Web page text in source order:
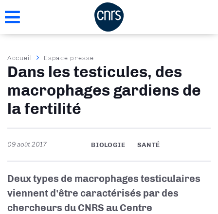
au
Fil
d'Ariane
Accueil Espace presse
Dans les testicules, des
macrophages gardiens de
la fertilité
09 août 2017 BIOLOGIE SANTÉ
Deux types de macrophages testiculaires
viennent d'être caractérisés par des
chercheurs du CNRS au Centre